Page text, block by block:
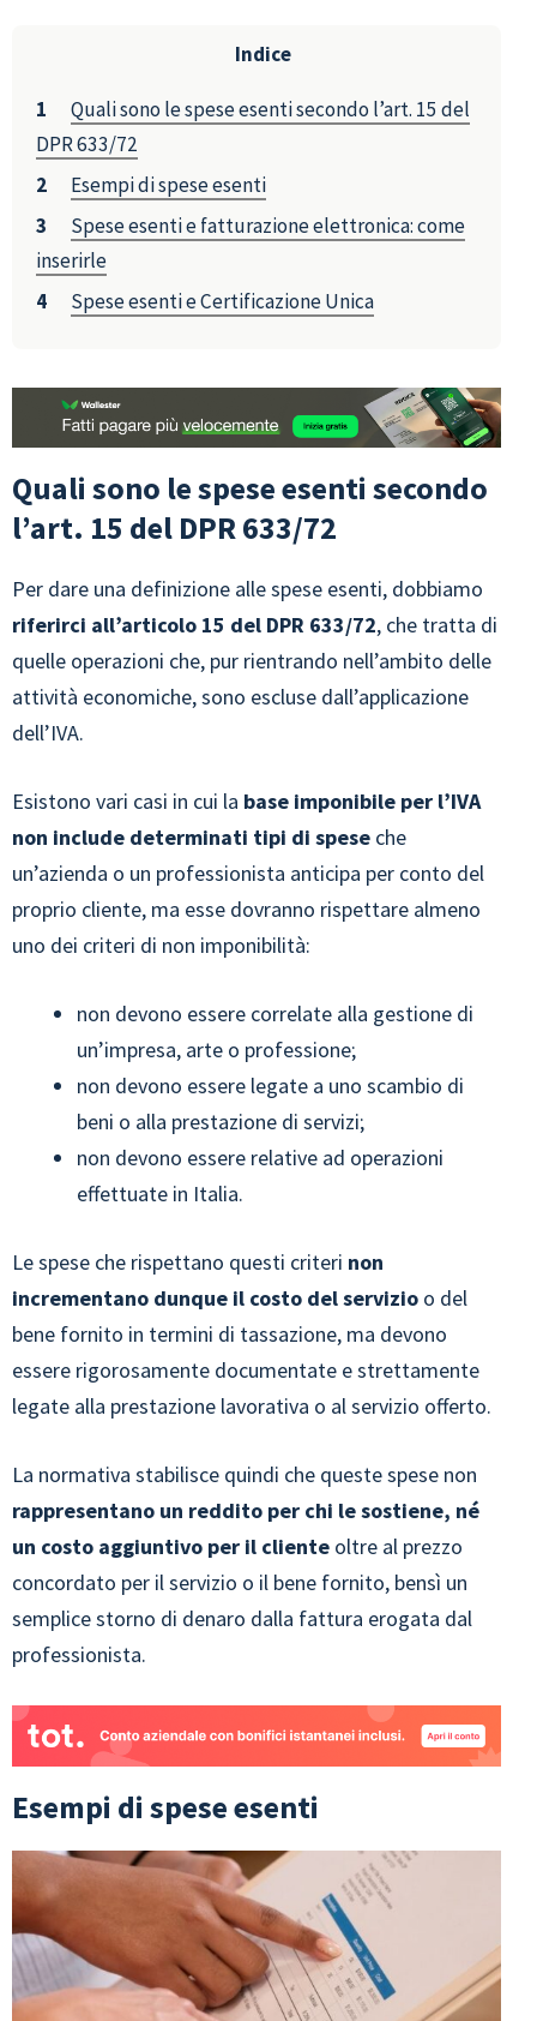
Indice
Quali sono le spese esenti secondo l’art. 15 del
DPR 633/72
Esempi di spese esenti
Spese esenti e fatturazione elettronica: come
inserirle
Spese esenti e Certificazione Unica
Quali sono le spese esenti secondo
l’art. 15 del DPR 633/72
Per dare una definizione alle spese esenti, dobbiamo
riferirci all’articolo 15 del DPR 633/72, che tratta di
quelle operazioni che, pur rientrando nell’ambito delle
attività economiche, sono escluse dall’applicazione
dell’IVA.
Esistono vari casi in cui la base imponibile per l’IVA
non include determinati tipi di spese che
un’azienda o un professionista anticipa per conto del
proprio cliente, ma esse dovranno rispettare almeno
uno dei criteri di non imponibilità:
non devono essere correlate alla gestione di
un’impresa, arte o professione;
non devono essere legate a uno scambio di
beni o alla prestazione di servizi;
non devono essere relative ad operazioni
effettuate in Italia.
Le spese che rispettano questi criteri non
incrementano dunque il costo del servizio o del
bene fornito in termini di tassazione, ma devono
essere rigorosamente documentate e strettamente
legate alla prestazione lavorativa o al servizio offerto.
La normativa stabilisce quindi che queste spese non
rappresentano un reddito per chi le sostiene, né
un costo aggiuntivo per il cliente oltre al prezzo
concordato per il servizio o il bene fornito, bensì un
semplice storno di denaro dalla fattura erogata dal
professionista.
Esempi di spese esenti